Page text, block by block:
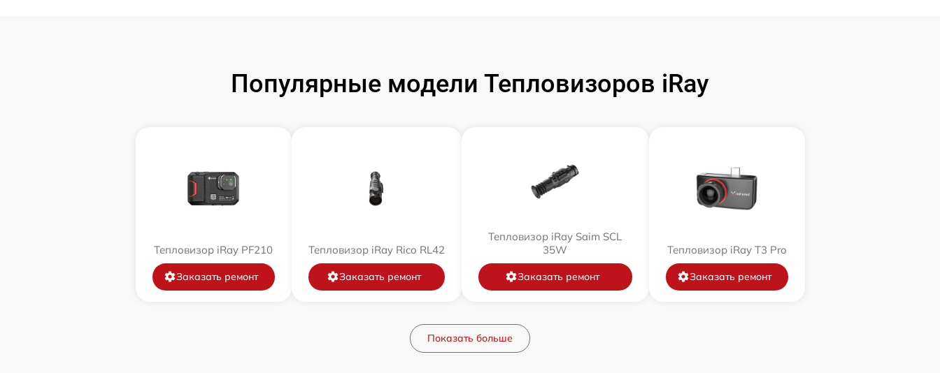
Популярные модели Тепловизоров iRay
Тепловизор iRay PF210
Заказать ремонт
Тепловизор iRay Rico RL42
Заказать ремонт
Тепловизор iRay Saim SCL
35W
Заказать ремонт
Тепловизор iRay T3 Pro
Заказать ремонт
Показать больше